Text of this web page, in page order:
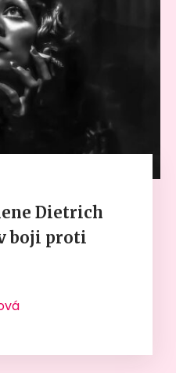
Dietrich
boji proti